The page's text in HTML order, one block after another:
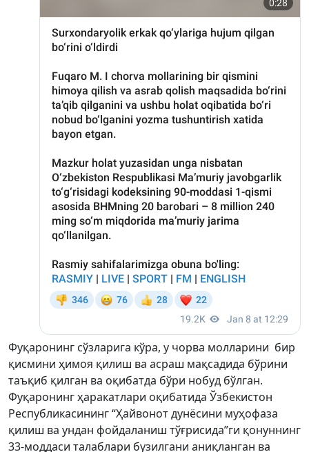
Фуқаронинг сўзларига кўра, у чорва молларини бир
қисмини ҳимоя қилиш ва асраш мақсадида бўрини
таъқиб қилган ва оқибатда бўри нобуд бўлган.
Фуқаронинг ҳаракатлари оқибатида Ўзбекистон
Республикасининг “Ҳайвонот дунёсини муҳофаза
қилиш ва ундан фойдаланиш тўғрисида”ги қонуннинг
33-моддаси талаблари бузилгани аниқланган ва